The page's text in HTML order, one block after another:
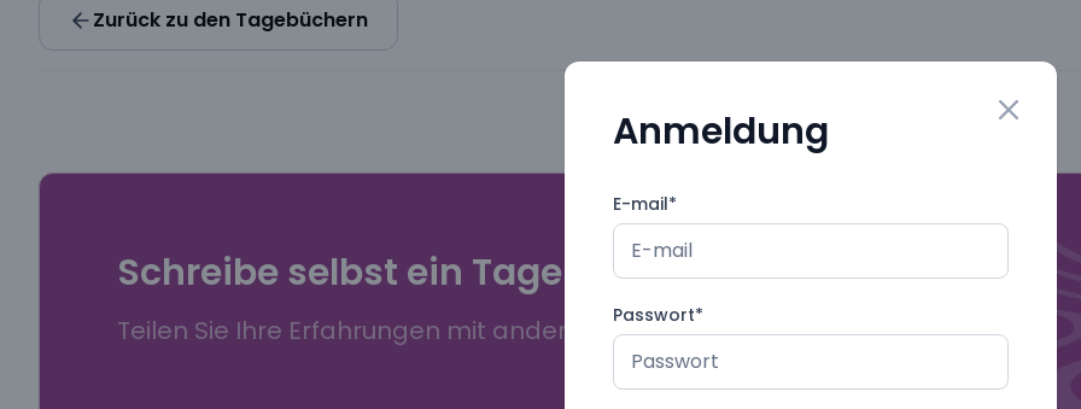
Zurück zu den Tagebüchern
Schreibe selbst ein Tagebuch!
Teilen Sie Ihre Erfahrungen mit anderen
Anmeldung Close
E-mail*
Passwort*